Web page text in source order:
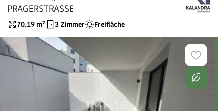
PRAGERSTRASSE
70.19 m² 3 Zimmer Freifläche